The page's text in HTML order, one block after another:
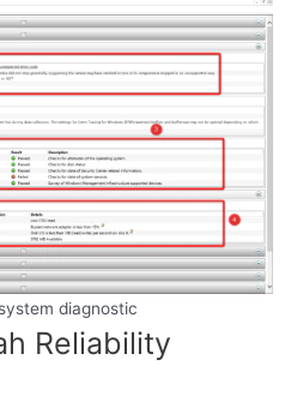
diagnostic
Reliability